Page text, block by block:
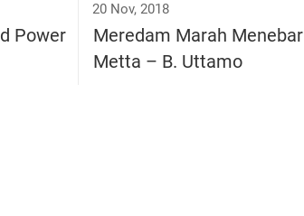
Power
20 Nov, 2018
Meredam Marah Menebar
Metta – B. Uttamo